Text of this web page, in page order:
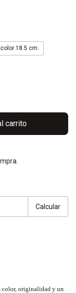
18.5 cm.
Calcular
color, originalidad y un